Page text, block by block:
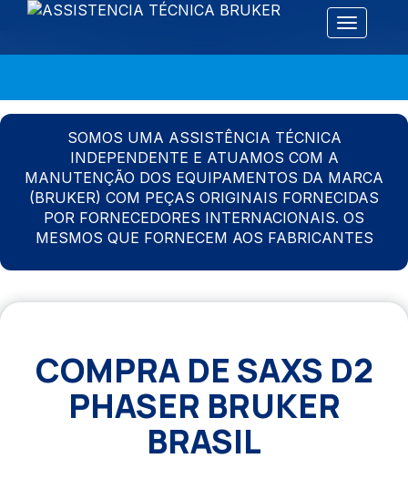
Alternar
SOMOS UMA ASSISTÊNCIA TÉCNICA
INDEPENDENTE E ATUAMOS COM A
MANUTENÇÃO DOS EQUIPAMENTOS DA MARCA
(BRUKER) COM PEÇAS ORIGINAIS FORNECIDAS
POR FORNECEDORES INTERNACIONAIS. OS
MESMOS QUE FORNECEM AOS FABRICANTES
COMPRA DE SAXS D2
PHASER BRUKER
BRASIL